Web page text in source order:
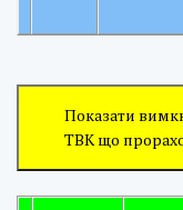
Показати
ТВК що